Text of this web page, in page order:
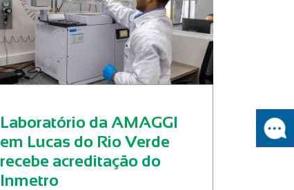
Laboratório da AMAGGI
em Lucas do Rio Verde
recebe acreditação do
Inmetro